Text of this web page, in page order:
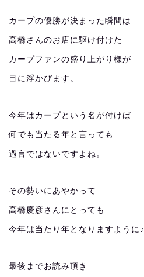
カープの優勝が決まった瞬間は
高橋さんのお店に駆け付けた
カープファンの盛り上がり様が
目に浮かびます。
今年はカープという名が付けば
何でも当たる年と言っても
過言ではないですよね。
その勢いにあやかって
高橋慶彦さんにとっても
今年は当たり年となりますように♪
最後までお読み頂き